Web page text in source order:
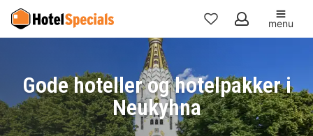
Mine
menu
Gode hoteller og hotelpakker i
Neukyhna